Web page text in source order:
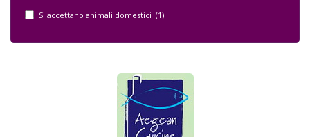
Si accettano animali domestici (1)